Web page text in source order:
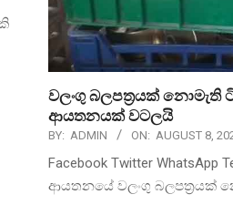
වලංගු බලපත්‍රයක් නොමැති
ආයතනයක් වටලයි
BY: ADMIN ON: AUGUST 8,
Facebook Twitter WhatsApp
ආයතනයේ වලංගු බලපත්‍රයක්